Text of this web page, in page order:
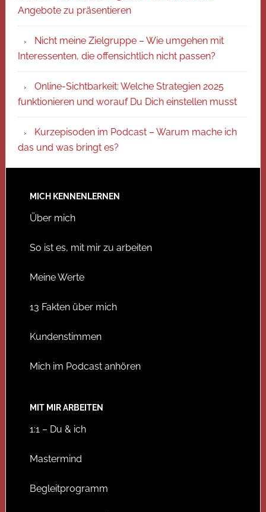
Angebote zu präsentieren
Nicht meine Zielgruppe – Wie umgehen mit
Interessenten, die offensichtlich nicht passen?
Online-Sichtbarkeit: Welche Strategien 2025
funktionieren und worauf Du Dich einstellen musst
Kurzepisoden im Podcast – Warum mache ich
das und was bringt es?
MICH KENNENLERNEN
Über mich
So ist es, mit mir zu arbeiten
Meine Werte
13 Fakten über mich
Kundenstimmen
Mich im Podcast anhören
MIT MIR ARBEITEN
1:1 – Du & ich
Mastermind
Begleitprogramm